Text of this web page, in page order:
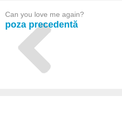
Can you love me again?
poza precedentă